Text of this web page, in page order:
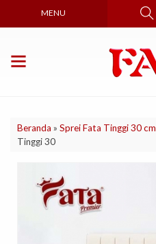
MENU
Beranda » Sprei Fata Tinggi 30 cm
Tinggi 30